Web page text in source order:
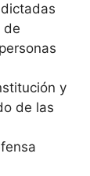
de
y
de las